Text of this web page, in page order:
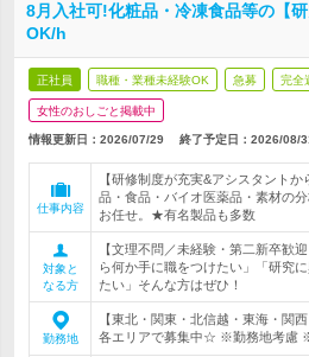
8月入社可!化粧品・冷凍食品等の【
OK/h
正社員 職種・業種未経験OK 急募 完全
女性のおしごと掲載中
情報更新日：2026/07/29 終了予定日： 2026/08/
仕事内容
【研修制度が充実&アシスタント
品・食品・バイオ医薬品・素材の
お任せ。★有名製品も多数
対象と
なる方
【文理不問／未経験・第二新卒
ら何か手に職をつけたい」「研究
たい」そんな方はぜひ！
勤務地
【東北・関東・北信越・東海・関
各エリアで募集中☆ ※勤務地考慮